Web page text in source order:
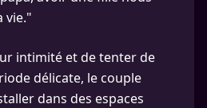
vie."
intimité et de tenter de
délicate, le couple
dans des espaces